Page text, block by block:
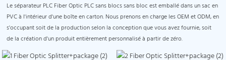
Le séparateur PLC Fiber Optic PLC sans blocs sans bloc est emballé dans un sac en
PVC à l'intérieur d'une boîte en carton. Nous prenons en charge les OEM et ODM, en
s'occupant soit de la production selon la conception que vous avez fournie, soit
de la création d'un produit entièrement personnalisé à partir de zéro.